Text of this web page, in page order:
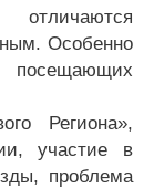
Особенно
посещающих
Региона»,
участие в
проблема